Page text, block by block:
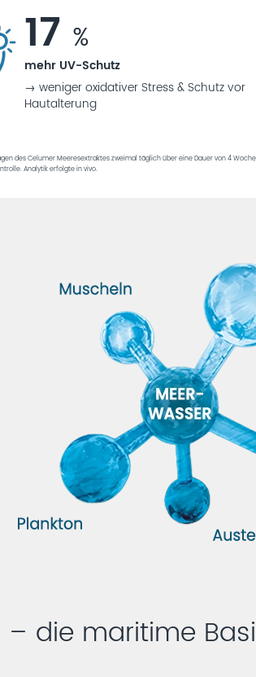
17 %
mehr UV-Schutz
→ weniger oxidativer Stress & Schutz vor
Hautalterung
des Celumer Meeresextraktes zweimal täglich über eine Dauer von 4
Analytik erfolgte in vivo.
die maritime